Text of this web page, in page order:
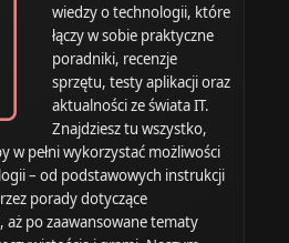
wiedzy o technologii, które
łączy w sobie praktyczne
poradniki, recenzje
sprzętu, testy aplikacji oraz
aktualności ze świata IT.
Znajdziesz tu wszystko,
w pełni wykorzystać możliwości
– od podstawowych instrukcji
porady dotyczące
aż po zaawansowane tematy